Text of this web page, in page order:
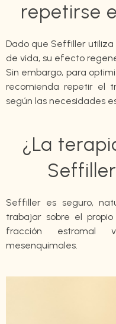
repetirse
Dado que Seffiller utiliza
de vida, su efecto
Sin embargo, para
recomienda repetir el
según las necesidades
¿La
Seffiller es seguro,
trabajar sobre el
fracción estromal
mesenquimales.